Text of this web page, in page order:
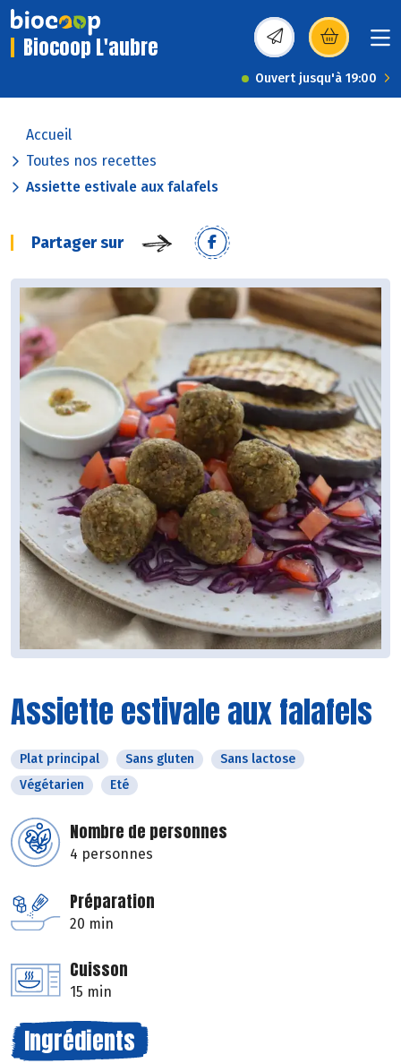
Biocoop L'aubre (s’ouvre dans une
Ouvert jusqu'à 19:00
Accueil
Toutes nos recettes
Assiette estivale aux falafels
Partager sur
Assiette estivale aux falafels
Plat principal Sans gluten
Sans lactose
Végétarien
Eté
Nombre de personnes
4 personnes
Préparation
20 min
Cuisson
15 min
Ingrédients